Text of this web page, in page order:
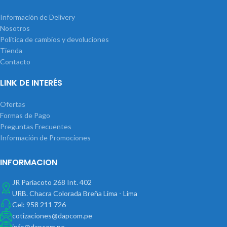
Información de Delivery
Nosotros
Política de cambios y devoluciones
Tienda
Contacto
LINK DE INTERÉS
Ofertas
Formas de Pago
Preguntas Frecuentes
Información de Promociones
INFORMACION
JR Pariacoto 268 Int. 402
URB. Chacra Colorada Breña Lima - Lima
Cel: 958 211 726
cotizaciones@dapcom.pe